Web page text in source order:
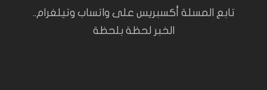
تابع المسلة أكسبريس على واتساب وتيلغرام..
الخبر لحظة بلحظة